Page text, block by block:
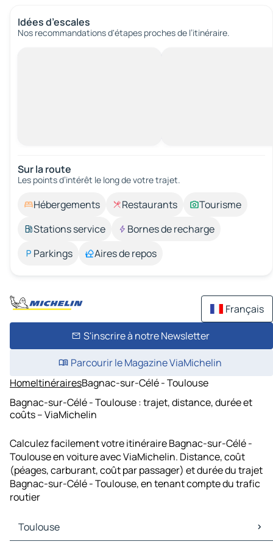
Idées d’escales
Nos recommandations d'étapes proches de l’itinéraire.
Sur la route
Les points d’intérêt le long de votre trajet.
Hébergements Restaurants
Tourisme
Stations service
Bornes de recharge
Parkings
Aires de repos
Français
S'inscrire à notre Newsletter
Parcourir le Magazine ViaMichelin
HomeItinérairesBagnac-sur-Célé - Toulouse
Bagnac-sur-Célé - Toulouse : trajet, distance, durée et
coûts – ViaMichelin
Calculez facilement votre itinéraire Bagnac-sur-Célé -
Toulouse en voiture avec ViaMichelin. Distance, coût
(péages, carburant, coût par passager) et durée du trajet
Bagnac-sur-Célé - Toulouse, en tenant compte du trafic
routier
Toulouse